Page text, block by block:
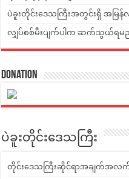
ပဲခူးတိုင်းဒေသကြီးအတွင်းရှိ အမြန်လ
လျှပ်စစ်မီးပျက်ပါက ဆက်သွယ်ရမည့်
Donation
ပဲခူးတိုင်းဒေသကြီး
တိုင်းဒေသကြီးဆိုင်ရာအချက်အလက်